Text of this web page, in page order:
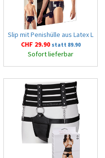
Slip mit Penishülle aus Latex L
CHF 29.90 statt 89.90
Sofort lieferbar